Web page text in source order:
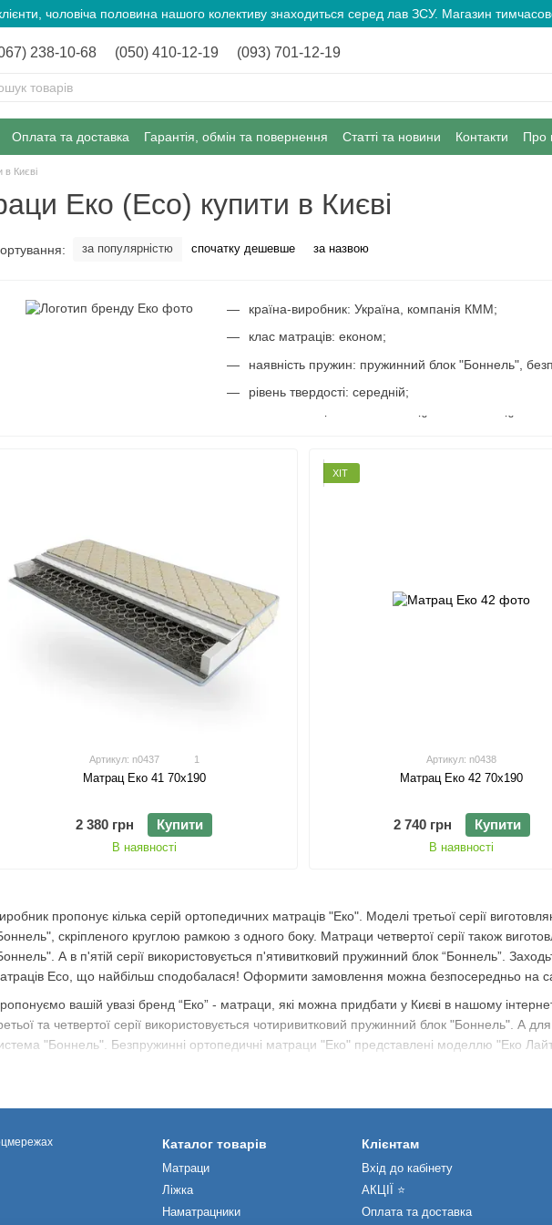
чоловіча половина нашого колективу знаходиться серед лав ЗСУ. Магазин
238-10-68 (050) 410-12-19 (093) 701-12-19
Оплата та доставка Гарантія, обмін та повернення Статті та новини Контакти Про
в Києві
Еко (Eco) купити в Києві
за популярністю спочатку дешевше за назвою
пропонує кілька серій ортопедичних матраців "Еко". Моделі третьої серії
скріпленого круглою рамкою з одного боку. Матраци четвертої серії також
А в п'ятій серії використовується п'ятивитковий пружинний блок “Боннель”.
Eco, що найбільш сподобалася! Оформити замовлення можна безпосередньо на
вашій увазі бренд “Еко” - матраци, які можна придбати у Києві в нашому
та четвертої серії використовується чотиривитковий пружинний блок "Боннель". А
"Боннель". Безпружинні ортопедичні матраци "Еко" представлені моделлю "Еко
Чохол із жаккарда.Міцний, зносостійкий, гіпоалергенний, не електризується, добре
Еластичний та пружний полімер з високими показниками безпеки та
виробу. Гіпоалергенний, не пліснявіє і не накопичує пил.
Складається з натуральних та синтетичних волокон. Утворюється
країна-виробник: Україна, компанія КММ;
клас матраців: економ;
наявність пружин: пружинний блок "Боннель",
рівень твердості: середній;
види матраців: односторонній, двосторонній,
Артикул: n0437 1
Матрац Еко 41 70х190
2 380 грн Купити
В наявності
ХІТ
Артикул: n0438
Матрац Еко 42 70х190
2 740 грн Купити
В наявності
Каталог товарів
Матраци
Ліжка
Наматрацники
Клієнтам
Вхід до кабінету
АКЦІЇ ⭐️
Оплата та доставка